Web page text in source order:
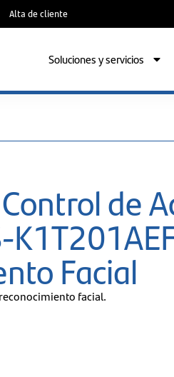
Alta de cliente
Soluciones y servicios
de
Facial
facial.